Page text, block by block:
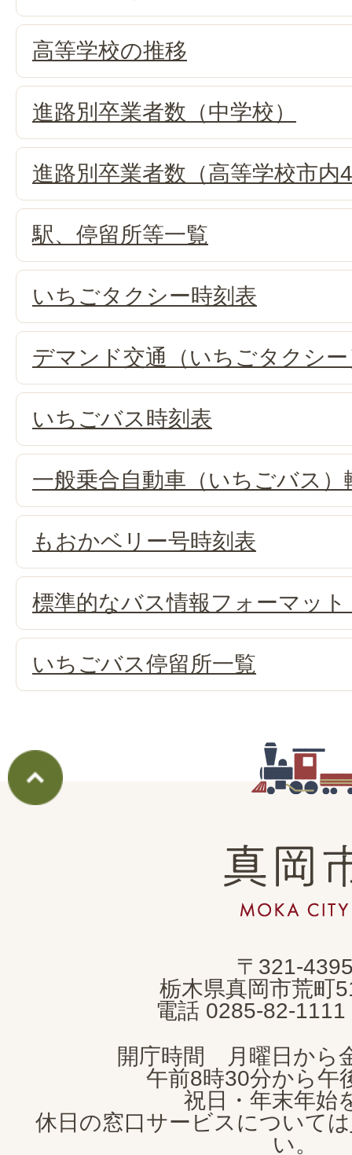
高等学校の推移
進路別卒業者数（中学校）
進路別卒業者数（高等学校市内
駅、停留所等一覧
いちごタクシー時刻表
デマンド交通（いちごタクシ
いちごバス時刻表
一般乗合自動車（いちごバス）
もおかベリー号時刻表
標準的なバス情報フォーマッ
いちごバス停留所一覧
真
岡
市
CITY
〒321-
栃木県真岡市荒町
電話 0285-82-1111
開庁時間 月曜日から
午前8時30分から午
祝日・年末年始
休日の窓口サービスについては
い。